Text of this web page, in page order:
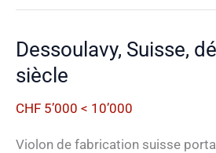
siècle
Dessoulavy, Suisse,
siècle
CHF 5’000 < 10’000
Violon de fabrication suisse